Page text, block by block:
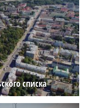
списка